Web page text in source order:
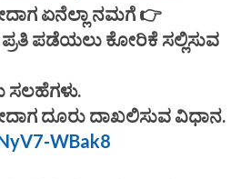
ಏನೆಲ್ಲಾ ನಮಗೆ 👉
ಪಡೆಯಲು ಕೋರಿಕೆ ಸಲ್ಲಿಸುವ
ಸಲಹೆಗಳು.
ದೂರು ದಾಖಲಿಸುವ ವಿಧಾನ.
WBak8